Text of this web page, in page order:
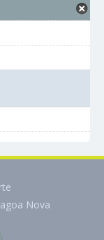
Nova